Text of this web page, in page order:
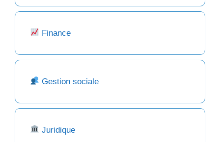
Finance
Gestion sociale
Juridique